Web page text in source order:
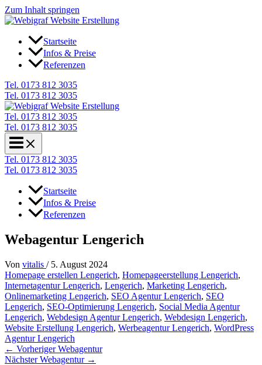
Zum Inhalt springen
Startseite
Infos & Preise
Referenzen
Tel. 0173 812 3035
Tel. 0173 812 3035
Tel. 0173 812 3035
Tel. 0173 812 3035
Tel. 0173 812 3035
Tel. 0173 812 3035
Startseite
Infos & Preise
Referenzen
Webagentur Lengerich
Von vitalis / 5. August 2024
Homepage erstellen Lengerich, Homepageerstellung Lengerich,
Internetagentur Lengerich, Lengerich, Marketing Lengerich,
Onlinemarketing Lengerich, SEO Agentur Lengerich, SEO
Lengerich, SEO-Optimierung Lengerich, Social Media Agentur
Lengerich, Webdesign Agentur Lengerich, Webdesign Lengerich,
Website Erstellung Lengerich, Werbeagentur Lengerich, WordPress
Agentur Lengerich
← Vorheriger Webagentur
Nächster Webagentur →